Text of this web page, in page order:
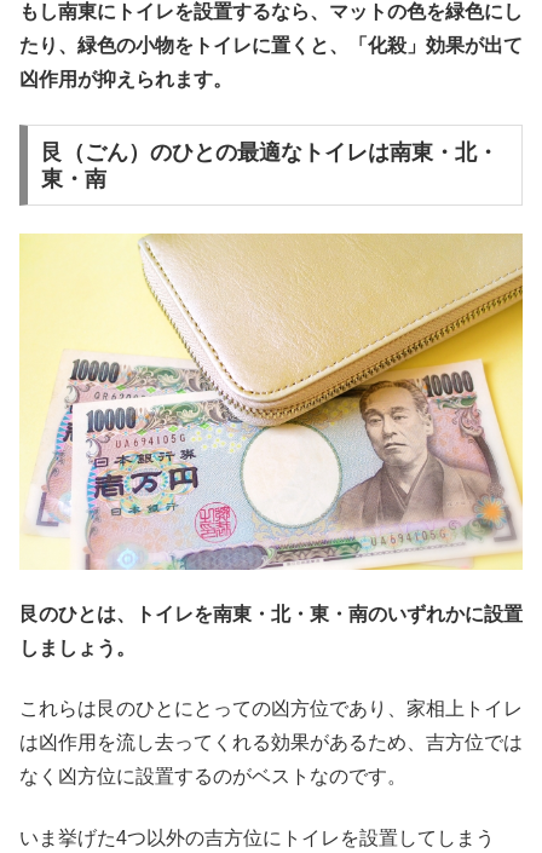
もし南東にトイレを設置するなら、マットの色を緑色にし
たり、緑色の小物をトイレに置くと、「化殺」効果が出て
凶作用が抑えられます。
艮（ごん）のひとの最適なトイレは南東・北・
東・南
艮のひとは、トイレを南東・北・東・南のいずれかに設置
しましょう。
これらは艮のひとにとっての凶方位であり、家相上トイレ
は凶作用を流し去ってくれる効果があるため、吉方位では
なく凶方位に設置するのがベストなのです。
いま挙げた4つ以外の吉方位にトイレを設置してしまう